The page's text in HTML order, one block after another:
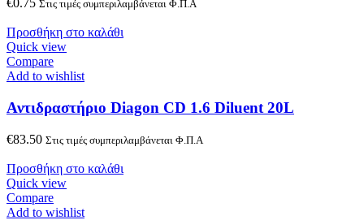
€0.75 Στις τιμές συμπεριλαμβάνεται Φ.Π.Α
Προσθήκη στο καλάθι
Quick view
Compare
Add to wishlist
Αντιδραστήριο Diagon CD 1.6 Diluent 20L
€83.50 Στις τιμές συμπεριλαμβάνεται Φ.Π.Α
Προσθήκη στο καλάθι
Quick view
Compare
Add to wishlist